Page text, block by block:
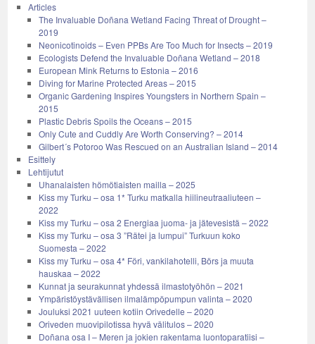
Articles
The Invaluable Doñana Wetland Facing Threat of Drought –
2019
Neonicotinoids – Even PPBs Are Too Much for Insects – 2019
Ecologists Defend the Invaluable Doñana Wetland – 2018
European Mink Returns to Estonia – 2016
Diving for Marine Protected Areas – 2015
Organic Gardening Inspires Youngsters in Northern Spain –
2015
Plastic Debris Spoils the Oceans – 2015
Only Cute and Cuddly Are Worth Conserving? – 2014
Gilbert´s Potoroo Was Rescued on an Australian Island – 2014
Esittely
Lehtijutut
Uhanalaisten hömötiaisten mailla – 2025
Kiss my Turku – osa 1* Turku matkalla hiilineutraaliuteen –
2022
Kiss my Turku – osa 2 Energiaa juoma- ja jätevesistä – 2022
Kiss my Turku – osa 3 ”Rätei ja lumpui” Turkuun koko
Suomesta – 2022
Kiss my Turku – osa 4* Föri, vankilahotelli, Börs ja muuta
hauskaa – 2022
Kunnat ja seurakunnat yhdessä ilmastotyöhön – 2021
Ympäristöystävällisen ilmalämpöpumpun valinta – 2020
Jouluksi 2021 uuteen kotiin Orivedelle – 2020
Oriveden muovipilotissa hyvä välitulos – 2020
Doñana osa I – Meren ja jokien rakentama luontoparatiisi –